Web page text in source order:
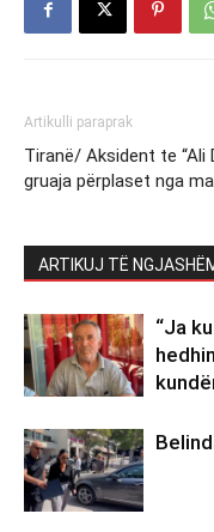
Artikulli paraprak
Tiranë/ Aksident te “Ali
gruaja përplaset nga
ARTIKUJ TË
“Ja